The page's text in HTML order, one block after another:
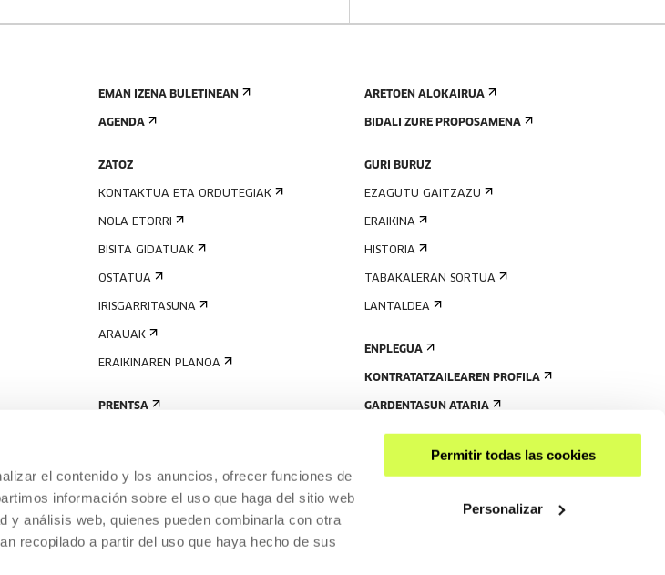
el contenido y los anuncios, ofrecer funciones de
información sobre el uso que haga del sitio web
y análisis web, quienes pueden combinarla con otra
recopilado a partir del uso que haya hecho de sus
Permitir todas las cookies
Personalizar
EMAN IZENA BULETINEAN
AGENDA
ZATOZ
KONTAKTUA ETA ORDUTEGIAK
NOLA ETORRI
BISITA GIDATUAK
OSTATUA
IRISGARRITASUNA
ARAUAK
ERAIKINAREN PLANOA
PRENTSA
ARETOEN ALOKAIRUA
BIDALI ZURE PROPOSAMENA
GURI BURUZ
EZAGUTU GAITZAZU
ERAIKINA
HISTORIA
TABAKALERAN SORTUA
LANTALDEA
ENPLEGUA
KONTRATATZAILEAREN PROFILA
GARDENTASUN ATARIA